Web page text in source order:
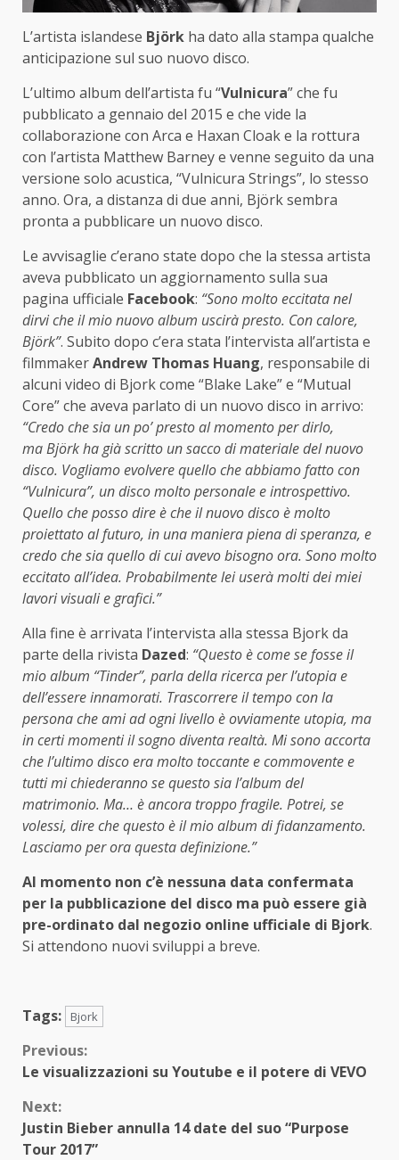
L’artista islandese Björk ha dato alla stampa qualche
anticipazione sul suo nuovo disco.
L’ultimo album dell’artista fu “Vulnicura” che fu
pubblicato a gennaio del 2015 e che vide la
collaborazione con Arca e Haxan Cloak e la rottura
con l’artista Matthew Barney e venne seguito da una
versione solo acustica, “Vulnicura Strings”, lo stesso
anno. Ora, a distanza di due anni, Björk sembra
pronta a pubblicare un nuovo disco.
Le avvisaglie c’erano state dopo che la stessa artista
aveva pubblicato un aggiornamento sulla sua
pagina ufficiale Facebook: “Sono molto eccitata nel
dirvi che il mio nuovo album uscirà presto. Con calore,
Björk”. Subito dopo c’era stata l’intervista all’artista e
filmmakerAndrew Thomas Huang, responsabile di
alcuni video di Bjork come “Blake Lake” e “Mutual
Core” che aveva parlato di un nuovo disco in arrivo:
“Credo che sia un po’ presto al momento per dirlo,
ma Björk ha già scritto un sacco di materiale del nuovo
disco. Vogliamo evolvere quello che abbiamo fatto con
“Vulnicura”, un disco molto personale e introspettivo.
Quello che posso dire è che il nuovo disco è molto
proiettato al futuro, in una maniera piena di speranza, e
credo che sia quello di cui avevo bisogno ora. Sono molto
eccitato all’idea. Probabilmente lei userà molti dei miei
lavori visuali e grafici.”
Alla fine è arrivata l’intervista alla stessa Bjork da
parte della rivista Dazed: “Questo è come se fosse il
mio album “Tinder”, parla della ricerca per l’utopia e
dell’essere innamorati. Trascorrere il tempo con la
persona che ami ad ogni livello è ovviamente utopia, ma
in certi momenti il sogno diventa realtà. Mi sono accorta
che l’ultimo disco era molto toccante e commovente e
tutti mi chiederanno se questo sia l’album del
matrimonio. Ma… è ancora troppo fragile. Potrei, se
volessi, dire che questo è il mio album di fidanzamento.
Lasciamo per ora questa definizione.”
Al momento non c’è nessuna data confermata
per la pubblicazione del disco ma può essere già
pre-ordinato dal negozio online ufficiale di Bjork.
Si attendono nuovi sviluppi a breve.
Tags: Bjork
Continue
Previous:
Le visualizzazioni su Youtube e il potere di VEVO
Next:
Justin Bieber annulla 14 date del suo “Purpose
Tour 2017”